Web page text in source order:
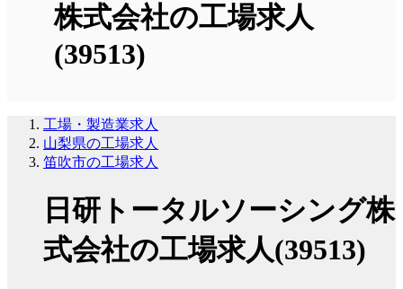
株式会社の工場求人
(39513)
工場・製造業求人
山梨県の工場求人
笛吹市の工場求人
日研トータルソーシング株
式会社の工場求人(39513)